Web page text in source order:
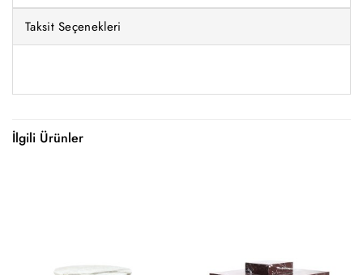
Taksit Seçenekleri
İlgili Ürünler